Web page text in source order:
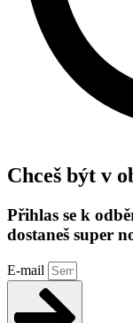
Chceš být v
Přihlas se k
dostaneš super
E-mail